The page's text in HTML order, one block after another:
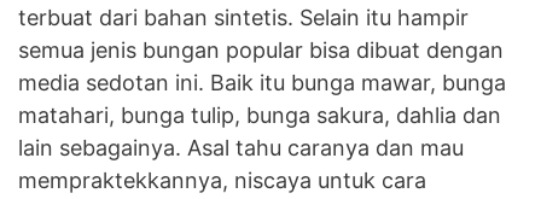
terbuat dari bahan sintetis. Selain itu hampir
semua jenis bungan popular bisa dibuat dengan
media sedotan ini. Baik itu bunga mawar, bunga
matahari, bunga tulip, bunga sakura, dahlia dan
lain sebagainya. Asal tahu caranya dan mau
mempraktekkannya, niscaya untuk cara